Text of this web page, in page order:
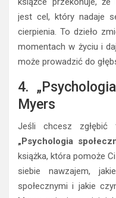
jest cel, który nadaje
cierpienia. To dzieło
momentach w życiu i
może prowadzić do
4.
Myers
Jeśli chcesz zgłębić
„Psychologia
książka, która pomoże
siebie nawzajem,
społecznymi i jakie